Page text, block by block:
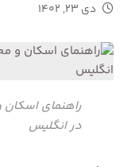
دی ۲۳, ۱۴۰۲
راهنمای اسکان
در انگلیس